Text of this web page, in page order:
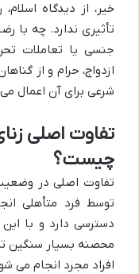
خیر، از دیدگاه
تأثیری ندارد. چه با
جنسی یا تعاملات
ازدواج، حرام و از
شرعی برای آن اعمال
تفاوت اصلی
چیست؟
تفاوت اصلی در
توسط فرد متأهلی
دسترسی دارد و با
محصنه بسیار سنگین
افراد مجرد انجام می شود و